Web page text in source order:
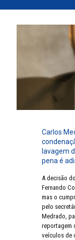
Carlos
lavagem
pena é
A decisão
Fernando
mas o
pelo
Medrado,
reportagem
veículos de